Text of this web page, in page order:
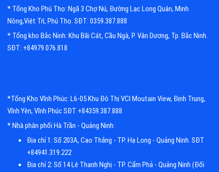
* Tổng Kho Phú Thọ: Ngã 3 Chợ Nú, Đường Lạc Long Quân, Minh
Nông,Việt Trì, Phú Thọ. SĐT: 0359.387.888
* Tổng kho Bắc Ninh: Khu Bãi Cát, Cầu Ngà, P. Vân Dương, Tp. Bắc Ninh.
SĐT: +84979.076.818
*Tổng Kho Vĩnh Phúc: L6-05 Khu Đô Thị VCI Moutain View, Định Trung,
Vĩnh Yên, Vĩnh Phúc SĐT +84359.387.888
* Nhà phân phối Hà Trần - Quảng Ninh:
Địa chỉ 1: Số 203A, Cao Thắng - TP. Hạ Long - Quảng Ninh. SĐT
+84941.319.222
Địa chỉ 2: Số 14 Lê Thanh Nghị - TP. Cẩm Phả - Quảng Ninh (Đối